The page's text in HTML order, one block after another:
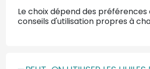
Le choix dépend des préférences
conseils d'utilisation propres à